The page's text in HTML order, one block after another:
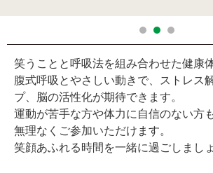
笑うことと呼吸法を組み合わせた健康
腹式呼吸とやさしい動きで、ストレス
プ、脳の活性化が期待できます。
運動が苦手な方や体力に自信のない方
無理なくご参加いただけます。
笑顔あふれる時間を一緒に過ごしましょ